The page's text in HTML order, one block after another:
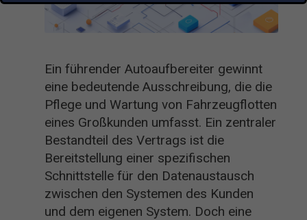
Ein führender Autoaufbereiter gewinnt
eine bedeutende Ausschreibung, die die
Pflege und Wartung von Fahrzeugflotten
eines Großkunden umfasst. Ein zentraler
Bestandteil des Vertrags ist die
Bereitstellung einer spezifischen
Schnittstelle für den Datenaustausch
zwischen den Systemen des Kunden
und dem eigenen System. Doch eine